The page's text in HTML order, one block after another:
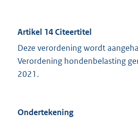
Artikel 14 Citeertitel
Deze verordening wordt
Verordening hondenbelasting
2021.
Ondertekening